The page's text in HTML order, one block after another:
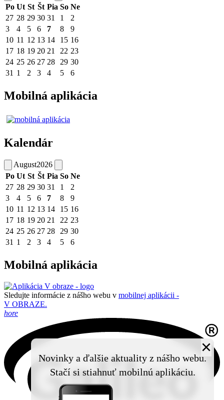
Po Ut St Št Pia So Ne
27 28 29 30 31 1
2
3
4 5 6 7 8
9
10 11 12 13 14 15 16
17 18 19 20 21 22 23
24 25 26 27 28 29 30
31 1 2 3 4 5 6
Mobilná aplikácia
Novinky a ďalšie aktuality z nášho webu.
Stačí si stiahnuť mobilnú aplikáciu.
×
Kalendár
August2026
Po Ut St Št Pia So Ne
27 28 29 30 31 1
2
3
4 5 6 7 8
9
10 11 12 13 14 15 16
17 18 19 20 21 22 23
24 25 26 27 28 29 30
31 1 2 3 4 5 6
Mobilná aplikácia
Sledujte informácie z nášho webu v mobilnej aplikácii -
V OBRAZE.
hore